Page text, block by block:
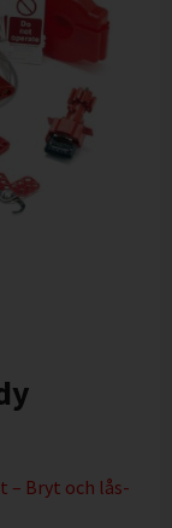
– Bryt och lås-